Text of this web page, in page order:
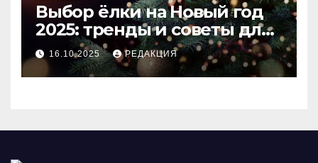
Выбор ёлки на Новый год
2025: тренды и советы для
идеального праздника
16.10.2025 РЕДАКЦИЯ